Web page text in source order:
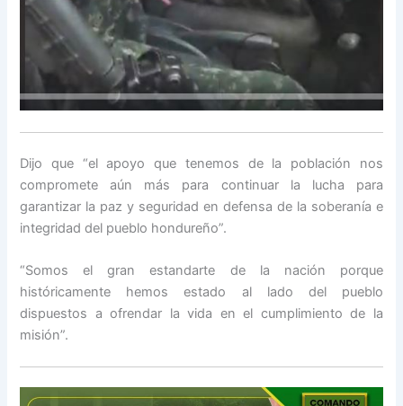
Dijo que “el apoyo que tenemos de la población nos
compromete aún más para continuar la lucha para
garantizar la paz y seguridad en defensa de la soberanía e
integridad del pueblo hondureño”.
“Somos el gran estandarte de la nación porque
históricamente hemos estado al lado del pueblo
dispuestos a ofrendar la vida en el cumplimiento de la
misión”.